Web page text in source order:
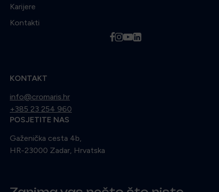
Karijere
Kontakti
fiyl
KONTAKT
info@cromaris.hr
+385 23 254 960
POSJETITE NAS
Gaženička cesta 4b,
HR-23000 Zadar, Hrvatska